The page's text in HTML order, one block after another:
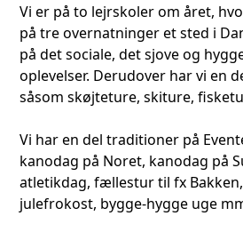
Vi er på to lejrskoler om året,
på tre overnatninger et sted i
på det sociale, det sjove og
oplevelser. Derudover har vi en
såsom skøjteture, skiture,
Vi har en del traditioner på
kanodag på Noret, kanodag på
atletikdag, fællestur til fx
julefrokost, bygge-hygge uge